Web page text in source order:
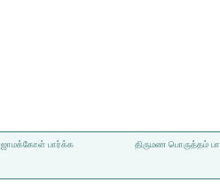
ஜாமக்கோள் பார்க்க திருமண பொருத்தம்